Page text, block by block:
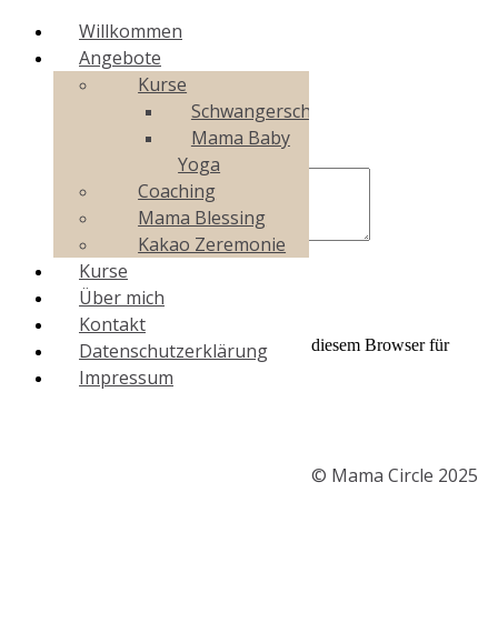
Schreibe einen Kommentar
Name, E-Mail-Adresse und Website in diesem Browser für
meinen nächsten Kommentar speichern.
© Mama Circle 2025
Willkommen
Angebote
Kurse
Schwangerschaftsyoga
Mama Baby
Yoga
Coaching
Mama Blessing
Kakao Zeremonie
Kurse
Über mich
Kontakt
Datenschutzerklärung
Impressum